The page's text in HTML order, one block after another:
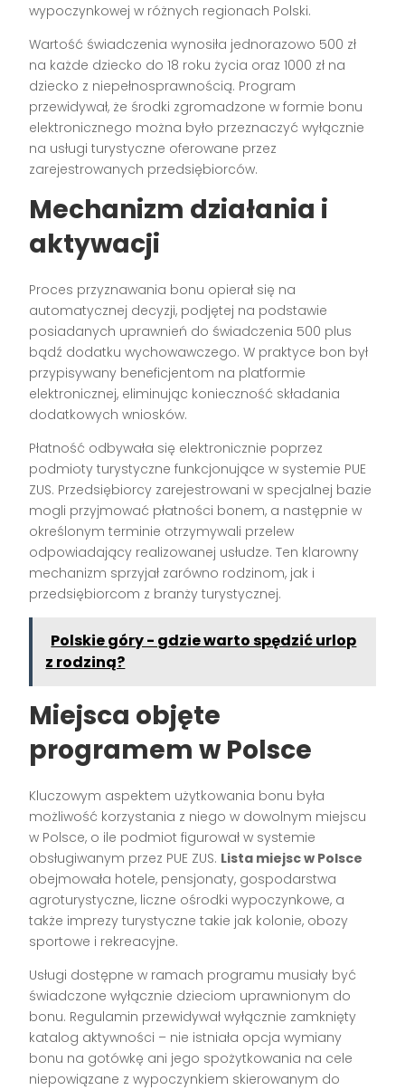
wypoczynkowej w różnych regionach Polski.
Wartość świadczenia wynosiła jednorazowo 500 zł
na każde dziecko do 18 roku życia oraz 1000 zł na
dziecko z niepełnosprawnością. Program
przewidywał, że środki zgromadzone w formie bonu
elektronicznego można było przeznaczyć wyłącznie
na usługi turystyczne oferowane przez
zarejestrowanych przedsiębiorców.
Mechanizm działania i
aktywacji
Proces przyznawania bonu opierał się na
automatycznej decyzji, podjętej na podstawie
posiadanych uprawnień do świadczenia 500 plus
bądź dodatku wychowawczego. W praktyce bon był
przypisywany beneficjentom na platformie
elektronicznej, eliminując konieczność składania
dodatkowych wniosków.
Płatność odbywała się elektronicznie poprzez
podmioty turystyczne funkcjonujące w systemie PUE
ZUS. Przedsiębiorcy zarejestrowani w specjalnej bazie
mogli przyjmować płatności bonem, a następnie w
określonym terminie otrzymywali przelew
odpowiadający realizowanej usłudze. Ten klarowny
mechanizm sprzyjał zarówno rodzinom, jak i
przedsiębiorcom z branży turystycznej.
Polskie góry - gdzie warto spędzić urlop
z rodziną?
Miejsca objęte
programem w Polsce
Kluczowym aspektem użytkowania bonu była
możliwość korzystania z niego w dowolnym miejscu
w Polsce, o ile podmiot figurował w systemie
obsługiwanym przez PUE ZUS. Lista miejsc w Polsce
obejmowała hotele, pensjonaty, gospodarstwa
agroturystyczne, liczne ośrodki wypoczynkowe, a
także imprezy turystyczne takie jak kolonie, obozy
sportowe i rekreacyjne.
Usługi dostępne w ramach programu musiały być
świadczone wyłącznie dzieciom uprawnionym do
bonu. Regulamin przewidywał wyłącznie zamknięty
katalog aktywności – nie istniała opcja wymiany
bonu na gotówkę ani jego spożytkowania na cele
niepowiązane z wypoczynkiem skierowanym do